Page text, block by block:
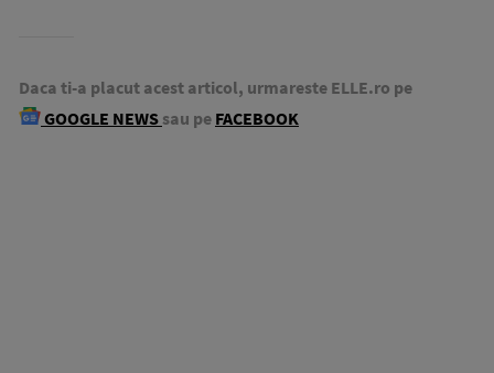
Daca ti-a placut acest articol, urmareste ELLE.ro pe
GOOGLE NEWS sau pe FACEBOOK